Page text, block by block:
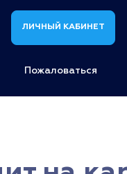
ЛИЧНЫЙ КАБИНЕТ
Пожаловаться